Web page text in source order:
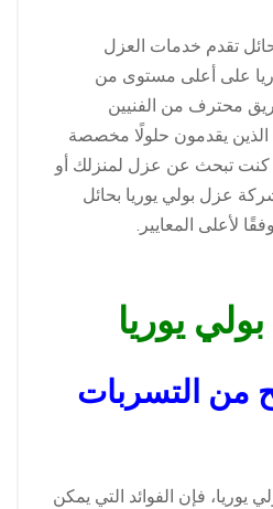
تقدم خدمات العزل
على أعلى مستوى من
محترف من الفنيين
الذين يقدمون حلولًا مخصصة
كنت تبحث عن عزل لمنزلك أو
عزل بولي يوريا بحائل
لأعلى المعايير.
يوريا
من التسربات
يوريا، فإن الفوائد التي يمكن